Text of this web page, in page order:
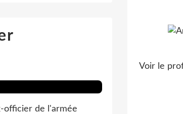
officier de l'armée
Voir le